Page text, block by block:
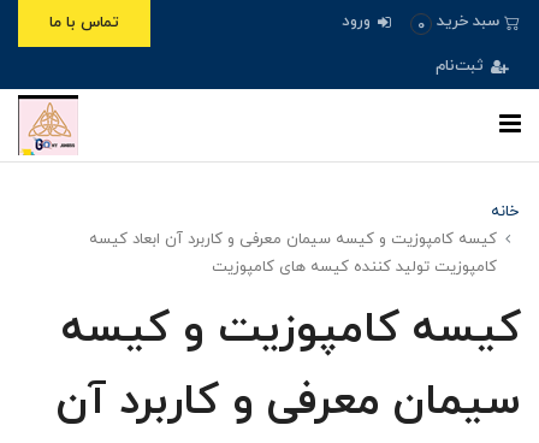
سبد خرید 0 ورود
ثبت‌نام
تماس با ما
خانه
کیسه کامپوزیت و کیسه سیمان معرفی و کاربرد آن ابعاد کیسه
کامپوزیت تولید کننده کیسه های کامپوزیت
کیسه کامپوزیت و کیسه
سیمان معرفی و کاربرد آن